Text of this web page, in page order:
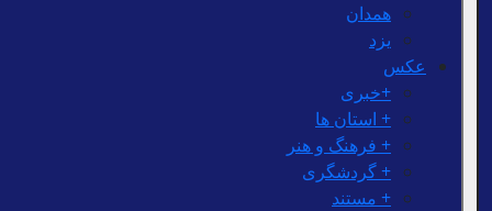
همدان
یزد
عکس
+خبری
+ استان ها
+ فرهنگ و هنر
+ گردشگری
+ مستند